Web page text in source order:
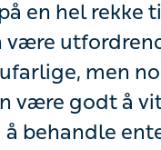
tilstander,
til å
er
du kan gjøre